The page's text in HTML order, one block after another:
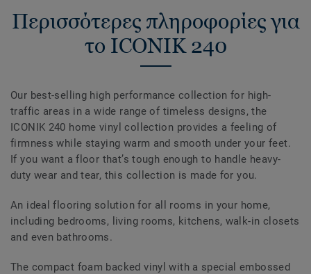
Περισσότερες πληροφορίες για
το ICONIK 240
Our best-selling high performance collection for high-
traffic areas in a wide range of timeless designs, the
ICONIK 240 home vinyl collection provides a feeling of
firmness while staying warm and smooth under your feet.
If you want a floor that’s tough enough to handle heavy-
duty wear and tear, this collection is made for you.
An ideal flooring solution for all rooms in your home,
including bedrooms, living rooms, kitchens, walk-in closets
and even bathrooms.
The compact foam backed vinyl with a special embossed